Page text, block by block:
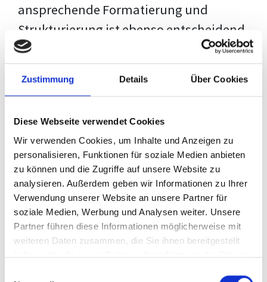
Zustimmung Details Über Cookies
Diese Webseite verwendet Cookies
Wir verwenden Cookies, um Inhalte und Anzeigen zu
personalisieren, Funktionen für soziale Medien anbieten
zu können und die Zugriffe auf unsere Website zu
analysieren. Außerdem geben wir Informationen zu Ihrer
Verwendung unserer Website an unsere Partner für
soziale Medien, Werbung und Analysen weiter. Unsere
Partner führen diese Informationen möglicherweise mit
weiteren Daten zusammen, die Sie ihnen bereitgestellt
haben oder die sie im Rahmen Ihrer Nutzung der Dienste
ansprechende Formatierung und
Strukturierung ist ebenso entscheidend
wie der Inhalt selbst. Jeder Prüfer hat
eigene Erwartungen, und unsere
Schulung ist so konzipiert, dass sie dir
deiner individuellen Vorlage zeigt,
anstatt eine Einheitslösung zu bieten.
Der Prozess des wissenschaftlichen
Schreibens kann ohne das richtige
Wissen eine große Herausforderung
darstellen. Jedoch, ausgestattet mit
denTechniken und Strategiendieses
Kurses, wird die Formatierung deiner